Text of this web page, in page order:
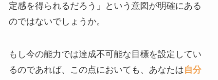
定感を得られるだろう」という意図が明確にある
のではないでしょうか。
もし今の能力では達成不可能な目標を設定してい
るのであれば、この点においても、あなたは自分